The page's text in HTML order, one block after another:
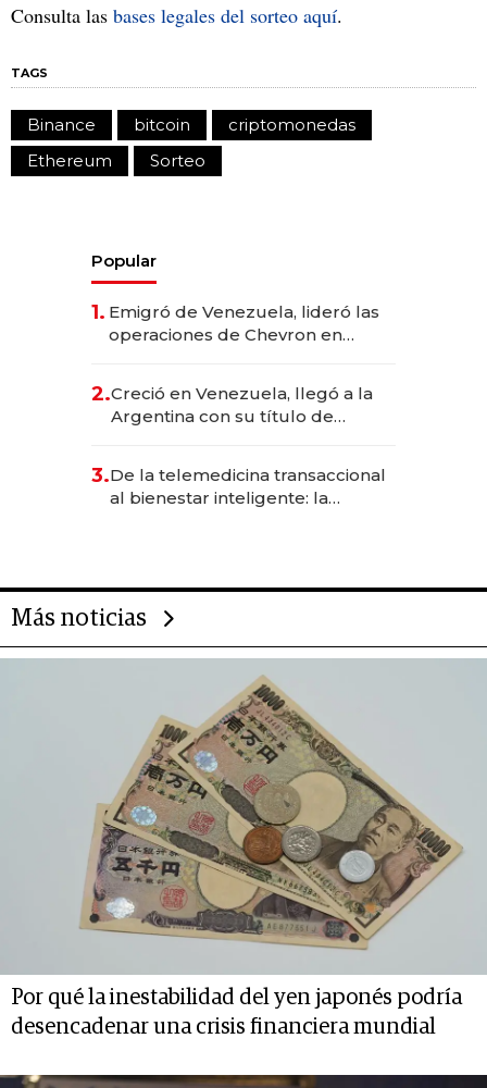
Consulta las bases legales del sorteo aquí.
TAGS
Binance bitcoin
criptomonedas
Ethereum
Sorteo
Popular
1. Emigró de Venezuela, lideró las
operaciones de Chevron en
2.Creció en Venezuela, llegó a la
Argentina con su título de
las marcas "fast premium"
3.De la telemedicina transaccional
al bienestar inteligente: la
Más noticias
Por qué la inestabilidad del yen japonés podría
desencadenar una crisis financiera mundial